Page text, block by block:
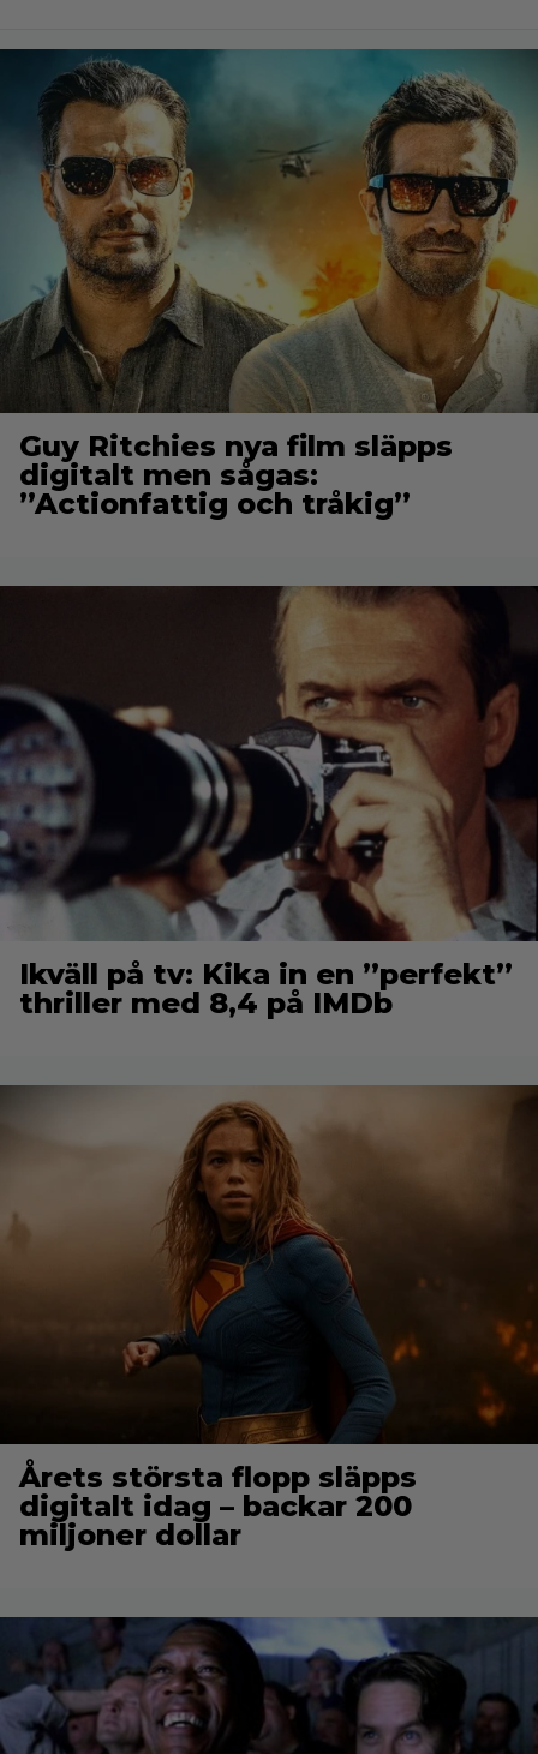
Guy Ritchies nya film släpps
digitalt men sågas:
”Actionfattig och tråkig”
Ikväll på tv: Kika in en ”perfekt”
thriller med 8,4 på IMDb
Årets största flopp släpps
digitalt idag – backar 200
miljoner dollar